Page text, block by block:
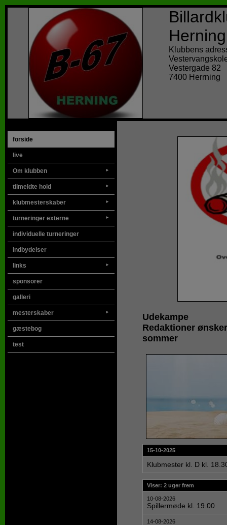
Herning
Klubbens
Vestergade 82
7400 Herrning
forside
live
►
Om klubben
►
tilmeldte hold
►
klubmesterskaber
►
turneringer externe
individuelle turneringer
Indbydelser
►
links
sponsorer
galleri
►
mesterskaber
gæstebog
test
Udekampe
Redaktioner
sommer
15-10-2025
Klubmester kl. D kl.
Viser: 2 uger frem
10-08-2026
Spillermøde kl. 19.00
14-08-2026